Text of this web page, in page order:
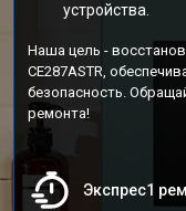
устройства.
Наша цель -
CE287ASTR,
безопасность.
ремонта!
Экспрес1